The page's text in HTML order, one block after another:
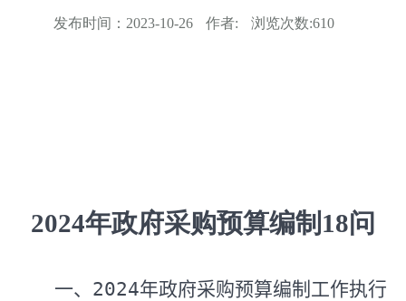
发布时间： 2023-10-26 作者: 浏览次数:610
2024年政府采购预算编制 18问
一、 2024年政府采购预算编制工作执行